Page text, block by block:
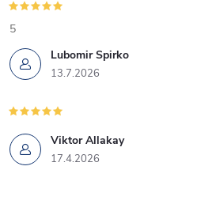
Lubomir Spirko
13.7.2026
5
Viktor Allakay
17.4.2026